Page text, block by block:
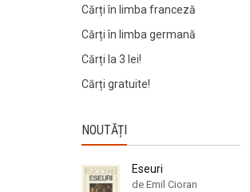
Cărți în limba franceză
Cărți în limba germană
Cărți la 3 lei!
Cărți gratuite!
NOUTĂȚI
Eseuri
de Emil Cioran